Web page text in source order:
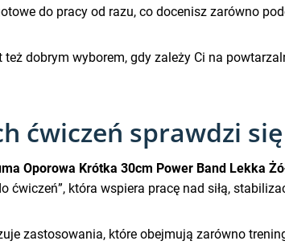
do pracy od razu, co docenisz zarówno
też dobrym wyborem, gdy zależy Ci na
ćwiczeń sprawdzi
Oporowa Krótka 30cm Power Band Lekka
ćwiczeń”, która wspiera pracę nad siłą,
zastosowania, które obejmują zarówno